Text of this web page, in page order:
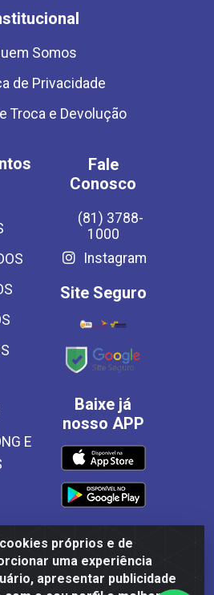
próprios e de
uma experiência
apresentar publicidade
Somos
de Privacidade
Troca e Devolução
E
Fale
Conosco
(81) 3788-
1000
Instagram
Site Seguro
Baixe já
nosso APP
e Importadora de Alimentos LTDA -
187, 310 Galpão - Santa Rosa,
000 - CNPJ 03.504.437/0001-50